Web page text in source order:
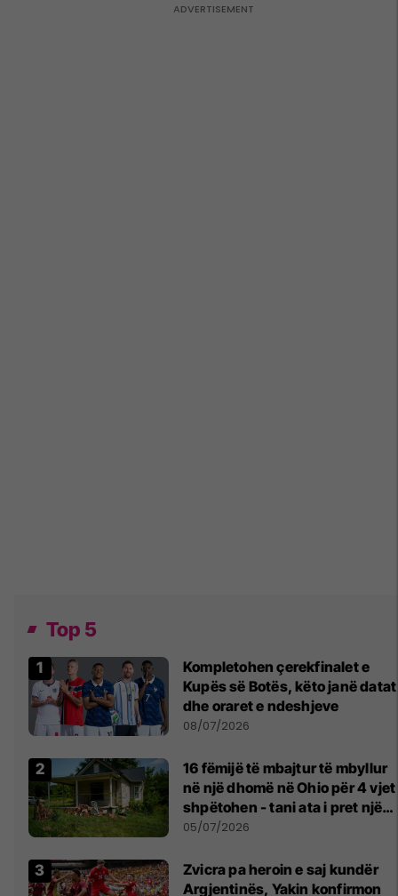
Top 5
Kompletohen çerekfinalet e
Kupës së Botës, këto janë datat
dhe oraret e ndeshjeve
08/07/2026
16 fëmijë të mbajtur të mbyllur
në një dhomë në Ohio për 4 vjet
shpëtohen - tani ata i pret një
sfidë e madhe
05/07/2026
Zvicra pa heroin e saj kundër
Argjentinës, Yakin konfirmon